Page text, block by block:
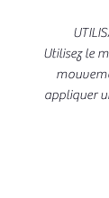
Utilisez le
appliquer